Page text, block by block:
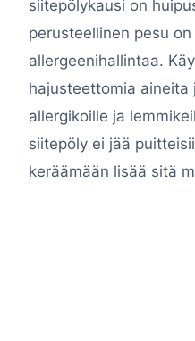
siitepölykausi on
perusteellinen pesu
allergeenihallintaa.
hajusteettomia aineita
allergikoille ja
siitepöly ei jää
keräämään lisää sitä